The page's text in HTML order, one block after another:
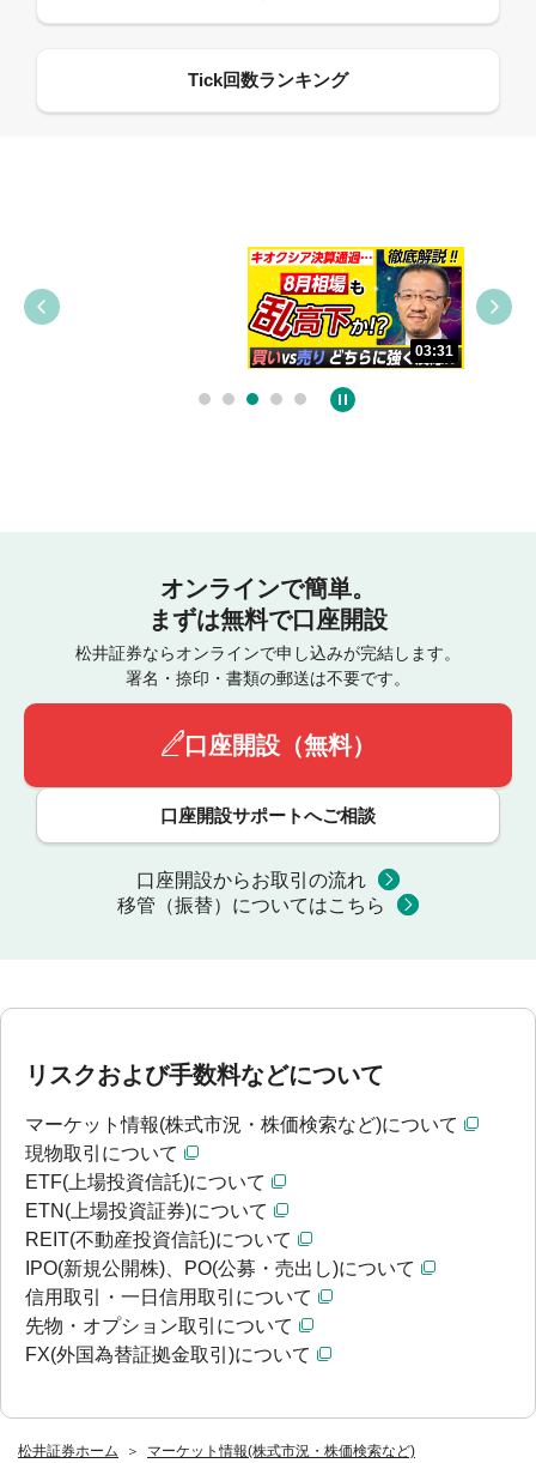
松井証券ホーム
マーケット情報(株式市況・株価検索など)
03:31
オンラインで簡単。
まずは無料で口座開設
松井証券ならオンラインで申し込みが完結します。
署名・捺印・書類の郵送は不要です。
口座開設（無料）
口座開設サポートへご相談
口座開設からお取引の流れ
移管（振替）についてはこちら
リスクおよび手数料などについて
マーケット情報(株式市況・株価検索など)について
現物取引について
ETF(上場投資信託)について
ETN(上場投資証券)について
REIT(不動産投資信託)について
IPO(新規公開株)、PO(公募・売出し)について
信用取引・一日信用取引について
先物・オプション取引について
FX(外国為替証拠金取引)について